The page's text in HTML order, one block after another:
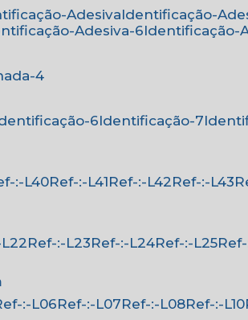
Adesiva Identificação-
Adesiva-6 Identificação-
4
6 Identificação-7
:-L40 Ref-:-L41 Ref-:-L42 Ref-:-L43
L22 Ref-:-L23 Ref-:-L24 Ref-:-L25
Ref-:-L06 Ref-:-L07 Ref-:-L08 Ref-:-L10